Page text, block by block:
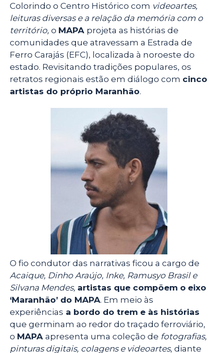
Colorindo o Centro Histórico com videoartes,
leituras diversas e a relação da memória com o
território, o MAPA projeta as histórias de
comunidades que atravessam a Estrada de
Ferro Carajás (EFC), localizada à noroeste do
estado. Revisitando tradições populares, os
retratos regionais estão em diálogo com cinco
artistas do próprio Maranhão.
O fio condutor das narrativas ficou a cargo de
Acaique, Dinho Araújo, Inke, Ramusyo Brasil e
Silvana Mendes, artistas que compõem o eixo
‘Maranhão’ do MAPA. Em meio às
experiências a bordo do trem e às histórias
que germinam ao redor do traçado ferroviário,
o MAPA apresenta uma coleção de fotografias,
pinturas digitais, colagens e videoartes, diante